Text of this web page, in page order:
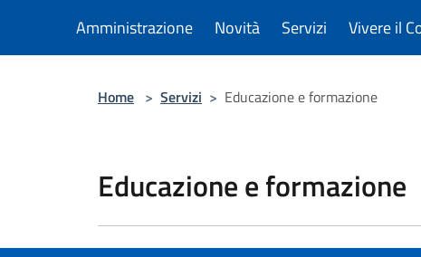
Amministrazione Novità Servizi Vivere il
Home > Servizi > Educazione e formazione
Educazione e formazione